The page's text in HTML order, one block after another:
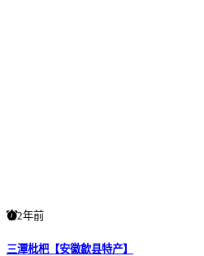
2年前
三潭枇杷【安徽歙县特产】